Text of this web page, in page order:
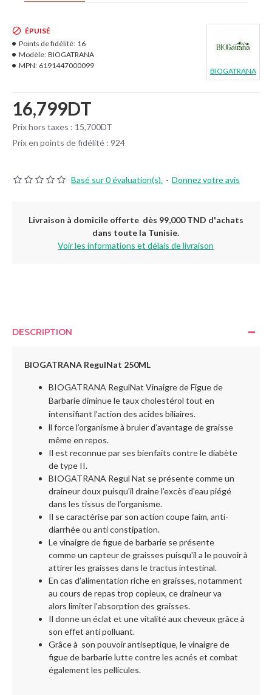
Basé sur 0 évaluation(s). - Donnez votre avis
16,799DT
Prix hors taxes : 15,700DT
Prix en points de fidélité : 924
ÉPUISÉ
Points de fidélité: 16
Modèle: BIOGATRANA
MPN: 6191447000099
BIOGATRANA
Livraison à domicile offerte dès 99,000 TND d'achats
dans toute la Tunisie.
Voir les informations et délais de livraison
DESCRIPTION
BIOGATRANA RegulNat 250ML
BIOGATRANA RegulNat Vinaigre de Figue de
Barbarie diminue le taux cholestérol tout en
intensifiant l’action des acides biliaires.
ll force l’organisme à bruler d’avantage de graisse
même en repos.
Il est reconnue par ses bienfaits contre le diabète
de type II.
BIOGATRANA Regul Nat se présente comme un
draineur doux puisqu'il draine l’excès d’eau piégé
dans les tissus de l’organisme.
Il se caractérise par son action coupe faim, anti-
diarrhée ou anti constipation.
Le vinaigre de figue de barbarie se présente
comme un capteur de graisses puisqu'il a le pouvoir à
attirer les graisses dans le tractus intestinal.
En cas d’alimentation riche en graisses, notamment
au cours de repas trop copieux, ce draineur va
alors limiter l’absorption des graisses.
Il donne un éclat et une vitalité aux cheveux grâce à
son effet anti polluant.
Grâce à son pouvoir antiseptique, le vinaigre de
figue de barbarie lutte contre les acnés et combat
également les pellicules.